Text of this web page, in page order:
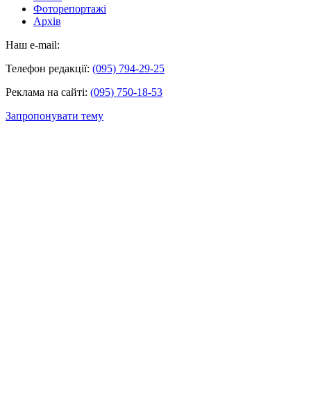
Фоторепортажі
Архів
Наш e-mail:
Телефон редакції: (095) 794-29-25
Реклама на сайті: (095) 750-18-53
Запропонувати тему